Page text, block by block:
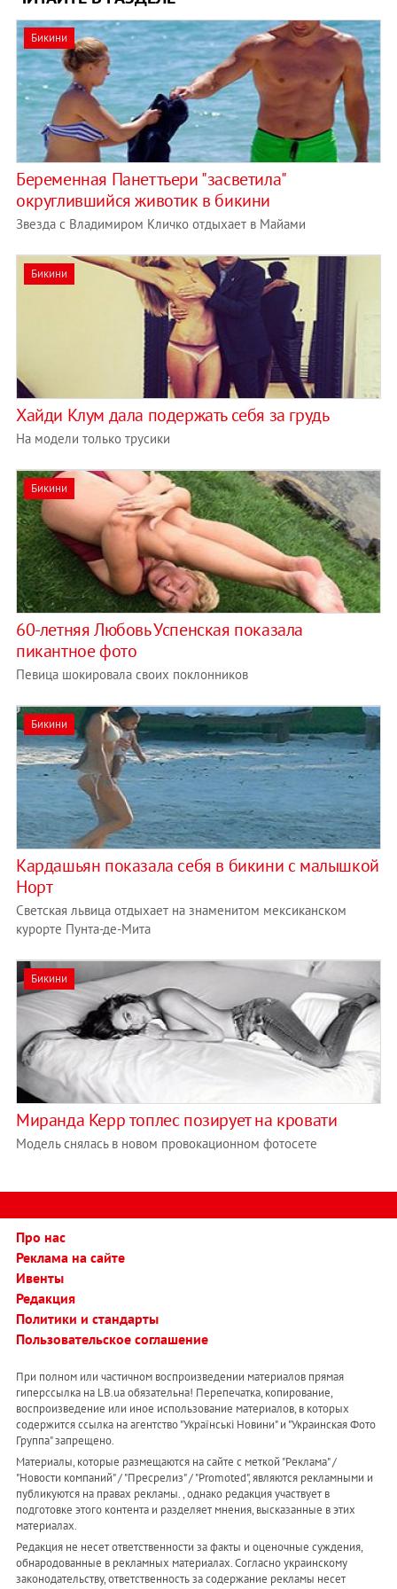
Бикини
Беременная Панеттьери "засветила"
округлившийся животик в бикини
Звезда с Владимиром Кличко отдыхает в Майами
Бикини
Хайди Клум дала подержать себя за грудь
На модели только трусики
Бикини
60-летняя Любовь Успенская показала
пикантное фото
Певица шокировала своих поклонников
Бикини
Кардашьян показала себя в бикини с малышкой
Норт
Светская львица отдыхает на знаменитом мексиканском
курорте Пунта-де-Мита
Бикини
Миранда Керр топлес позирует на кровати
Модель снялась в новом провокационном фотосете
Про нас
Реклама на сайте
Ивенты
Редакция
Политики и стандарты
Пользовательское соглашение
При полном или частичном воспроизведении материалов прямая
гиперссылка на LB.ua обязательна! Перепечатка, копирование,
воспроизведение или иное использование материалов, в которых
содержится ссылка на агентство "Українськi Новини" и "Украинская Фото
Группа" запрещено.
Материалы, которые размещаются на сайте с меткой "Реклама" /
"Новости компаний" / "Пресрелиз" / "Promoted", являются рекламными и
публикуются на правах рекламы. , однако редакция участвует в
подготовке этого контента и разделяет мнения, высказанные в этих
материалах.
Редакция не несет ответственности за факты и оценочные суждения,
обнародованные в рекламных материалах. Согласно украинскому
законодательству, ответственность за содержание рекламы несет